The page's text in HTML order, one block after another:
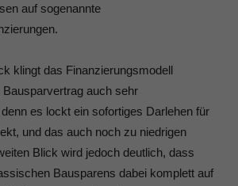
auf sogenannte
klingt das Finanzierungsmodell
Bausparvertrag auch sehr
es lockt ein sofortiges Darlehen für
und das auch noch zu niedrigen
Blick wird jedoch deutlich, dass
Bausparens dabei komplett auf